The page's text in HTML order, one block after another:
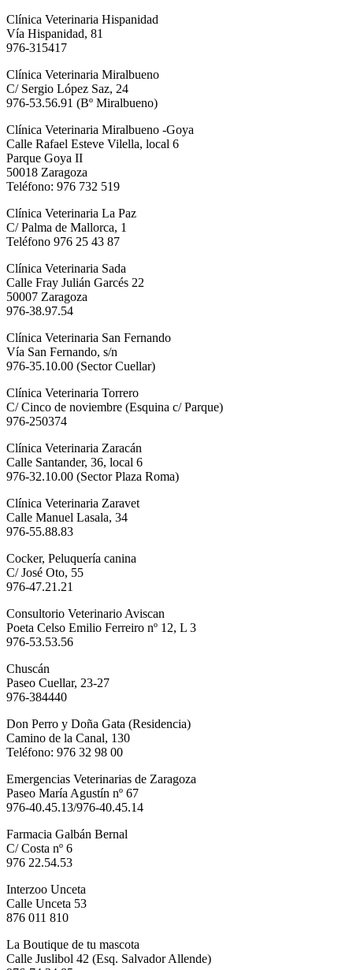
Clínica Veterinaria Hispanidad
Vía Hispanidad, 81
976-315417
Clínica Veterinaria Miralbueno
C/ Sergio López Saz, 24
976-53.56.91 (Bº Miralbueno)
Clínica Veterinaria Miralbueno -Goya
Calle Rafael Esteve Vilella, local 6
Parque Goya II
50018 Zaragoza
Teléfono: 976 732 519
Clínica Veterinaria La Paz
C/ Palma de Mallorca, 1
Teléfono 976 25 43 87
Clínica Veterinaria Sada
Calle Fray Julián Garcés 22
50007 Zaragoza
976-38.97.54
Clínica Veterinaria San Fernando
Vía San Fernando, s/n
976-35.10.00 (Sector Cuellar)
Clínica Veterinaria Torrero
C/ Cinco de noviembre (Esquina c/ Parque)
976-250374
Clínica Veterinaria Zaracán
Calle Santander, 36, local 6
976-32.10.00 (Sector Plaza Roma)
Clínica Veterinaria Zaravet
Calle Manuel Lasala, 34
976-55.88.83
Cocker, Peluquería canina
C/ José Oto, 55
976-47.21.21
Consultorio Veterinario Aviscan
Poeta Celso Emilio Ferreiro nº 12, L 3
976-53.53.56
Chuscán
Paseo Cuellar, 23-27
976-384440
Don Perro y Doña Gata (Residencia)
Camino de la Canal, 130
Teléfono: 976 32 98 00
Emergencias Veterinarias de Zaragoza
Paseo María Agustín nº 67
976-40.45.13/976-40.45.14
Farmacia Galbán Bernal
C/ Costa nº 6
976 22.54.53
Interzoo Unceta
Calle Unceta 53
876 011 810
La Boutique de tu mascota
Calle Juslibol 42 (Esq. Salvador Allende)